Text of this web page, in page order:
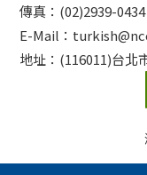
傳真：(02)2939-0434
E-Mail：
地址：(116011)台北